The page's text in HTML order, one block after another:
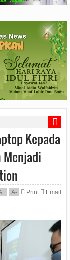
Kepada
Menjadi
+ A- Print
Email